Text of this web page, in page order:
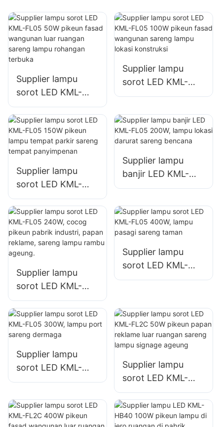
Supplier lampu
sorot LED KML-
FL05 50W pikeun
fasad wangunan
luar ruangan
sareng lampu
Supplier lampu
sorot LED KML-
FL05 100W pikeun
sareng lampu lokasi
konstruksi
Supplier lampu
sorot LED KML-
FL05 150W pikeun
lampu tempat
parkir sareng
tempat
panyimpenan
Supplier lampu
banjir LED KML-
FL05 200W, lampu
sareng bencana
Supplier lampu
sorot LED KML-
FL05 240W, cocog
pikeun pabrik
industri, papan
reklame, sareng
lampu rambu
ageung.
Supplier lampu
sorot LED KML-
FL05 400W, lampu
Supplier lampu
sorot LED KML-
FL05 300W, lampu
dermaga
Supplier lampu
sorot LED KML-
FL2C 50W pikeun
papan reklame luar
ruangan sareng